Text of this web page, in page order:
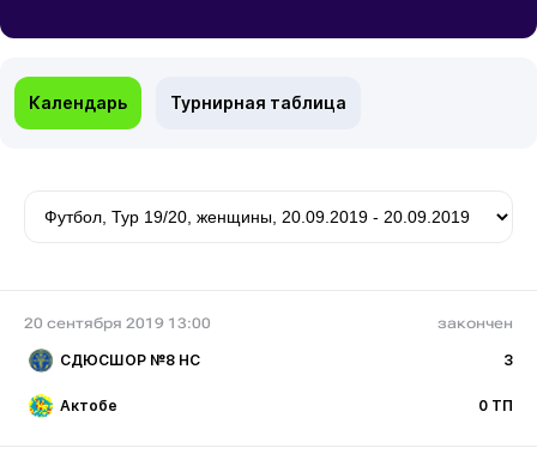
Календарь Турнирная таблица
20 сентября 2019 13:00 закончен
СДЮСШОР №8 НС 3
Актобе 0 ТП